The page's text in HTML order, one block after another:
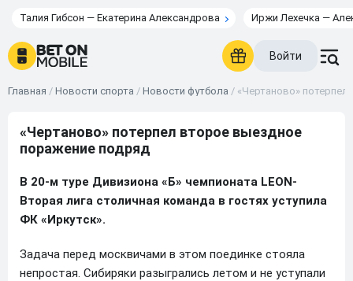
Талия Гибсон — Екатерина Александрова Иржи Лехечка —
Войти
Главная / Новости спорта / Новости футбола / «Чертаново»
«Чертаново» потерпел второе выездное
поражение подряд
В 20-м туре Дивизиона «Б» чемпионата LEON-
Вторая лига столичная команда в гостях уступила
ФК «Иркутск».
Задача перед москвичами в этом поединке стояла
непростая. Сибиряки разыгрались летом и не уступали